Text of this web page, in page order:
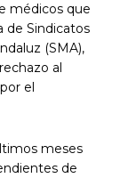
médicos que
de Sindicatos
(SMA),
al
el
meses
de